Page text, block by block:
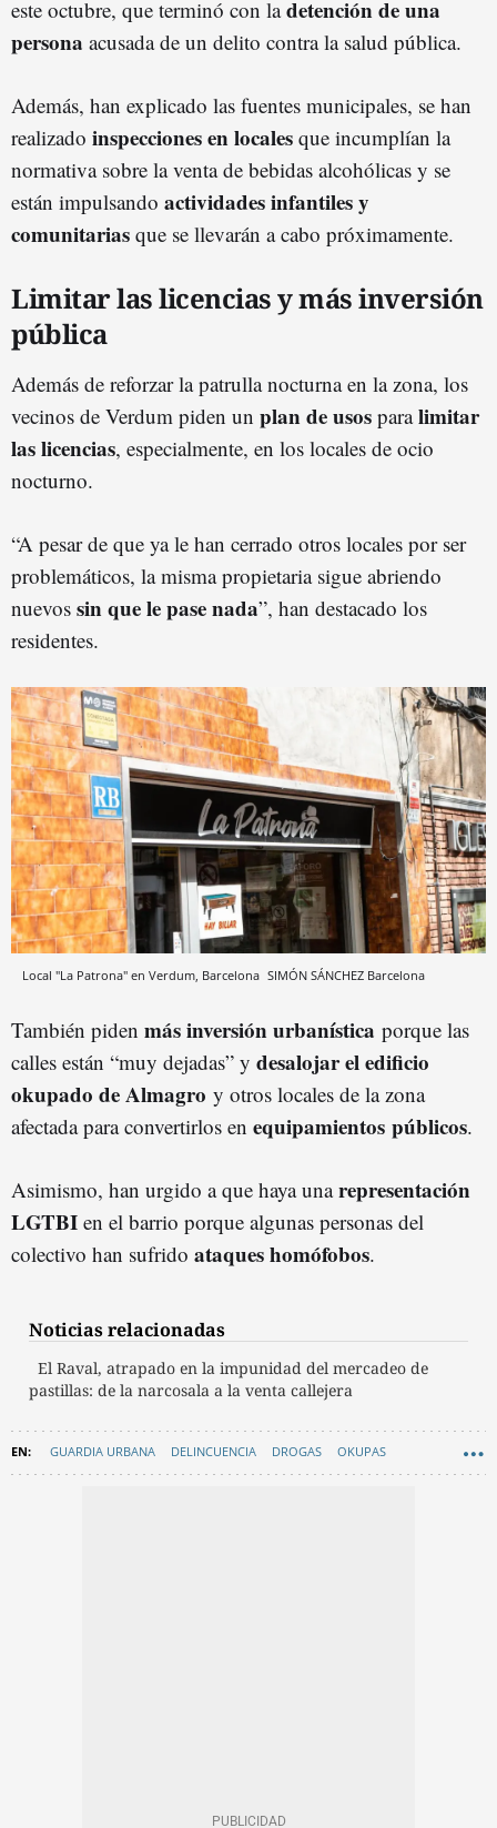
este octubre, que terminó con ladetención de una
persona acusada de un delito contra la salud pública.
Además, han explicado las fuentes municipales, se han
realizado inspecciones en locales que incumplían la
normativa sobre la venta de bebidas alcohólicas y se
están impulsando actividades infantiles y
comunitarias que se llevarán a cabo próximamente.
Limitar las licencias y más inversión
pública
Además de reforzar la patrulla nocturna en la zona, los
vecinos de Verdum piden un plan de usos paralimitar
las licencias, especialmente, en los locales de ocio
nocturno.
“A pesar de que ya le han cerrado otros locales por ser
problemáticos, la misma propietaria sigue abriendo
nuevos sin que le pase nada”, han destacado los
residentes.
Local "La Patrona" en Verdum, Barcelona SIMÓN SÁNCHEZ Barcelona
También piden más inversión urbanística porque las
calles están “muy dejadas” y desalojar el edificio
okupado de Almagro y otros locales de la zona
afectada para convertirlos en equipamientos públicos.
Asimismo, han urgido a que haya unarepresentación
LGTBI en el barrio porque algunas personas del
colectivo han sufrido ataques homófobos.
Noticias relacionadas
El Raval, atrapado en la impunidad del mercadeo de
pastillas: de la narcosala a la venta callejera
GUARDIA URBANA DELINCUENCIA DROGAS OKUPAS